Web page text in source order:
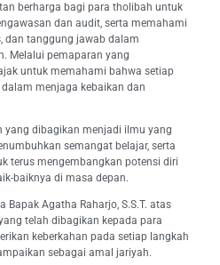
berharga bagi para tholibah untuk
dan audit, serta memahami
dan tanggung jawab dalam
Melalui pemaparan yang
untuk memahami bahwa setiap
menjaga kebaikan dan
yang dibagikan menjadi ilmu yang
semangat belajar, serta
terus mengembangkan potensi diri
baiknya di masa depan.
Agatha Raharjo, S.S.T. atas
telah dibagikan kepada para
keberkahan pada setiap langkah
sebagai amal jariyah.